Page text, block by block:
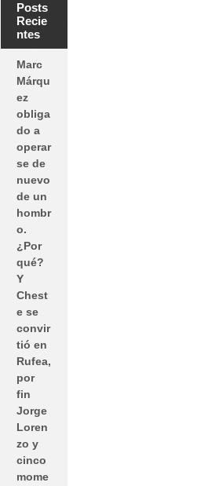
Posts
Recie
ntes
Marc
Márqu
ez
obliga
do a
operar
se de
nuevo
de un
hombr
o.
¿Por
qué?
Y
Chest
e se
convir
tió en
Rufea,
por
fin
Jorge
Loren
zo y
cinco
mome